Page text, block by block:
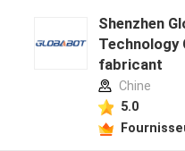
Shenzhen
Technology
fabricant
Chine
5.0